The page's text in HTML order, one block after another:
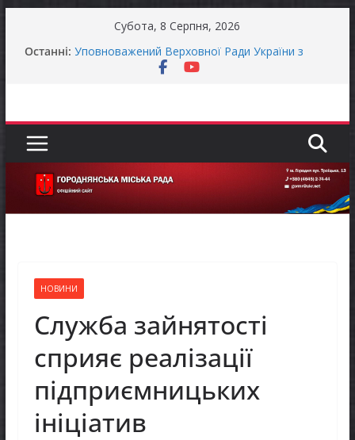
Субота, 8 Серпня, 2026
Останні: Уповноважений Верховної Ради України з
прав людини проводить опитування щодо
МОВЧАННЯ
Як отримати компенсацію за товари, придбані
для ветеранського бізнесу
НОВИНИ
Служба зайнятості
сприяє реалізації
підприємницьких
ініціатив